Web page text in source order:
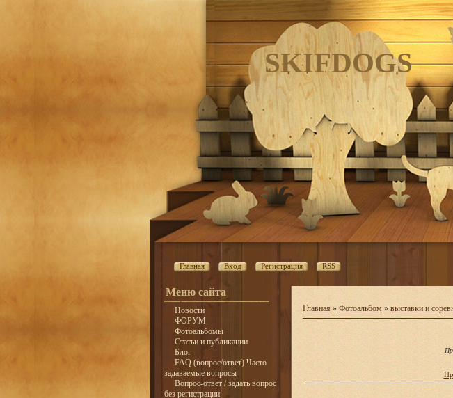
SKIFDOGS
Главная Вход Регистрация RSS
Меню сайта
Новости
ФОРУМ
Фотоальбомы
Статьи и публикации
Блог
FAQ (вопрос/ответ) Часто
задаваемые вопросы
Вопрос-ответ / задать вопрос
без регистрации
Главная » Фотоальбом » выставки и